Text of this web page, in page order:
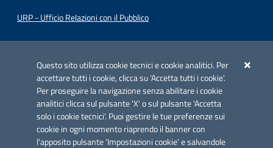
Questo sito utilizza cookie tecnici e cookie analitici. Per
accettare tutti i cookie, clicca su 'Accetta tutti i cookie'.
Per proseguire la navigazione senza abilitare i cookie
analitici clicca sul pulsante 'X' o sul pulsante 'Accetta
solo i cookie tecnici'. Puoi gestire le tue preferenze sui
cookie in ogni momento riaprendo il banner con
l'apposito pulsante 'Impostazioni cookie' e salvandole
URP - Ufficio Relazioni con il Pubblico
Azione 2.3.
Link utili